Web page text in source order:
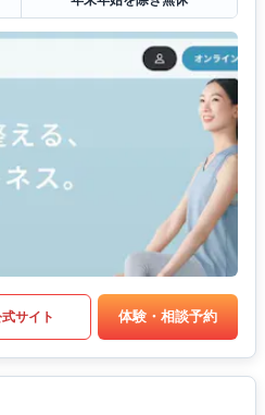
サイト 体験・相談予約